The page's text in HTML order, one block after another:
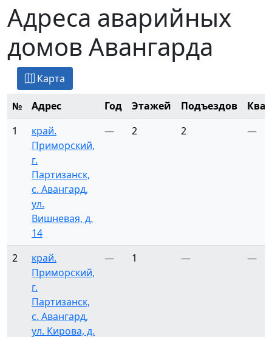
Адреса аварийных
домов Авангарда
Карта
№ Адрес Год Этажей Подъездов
1
край.
Приморский,
г.
Партизанск,
с. Авангард,
ул.
Вишневая, д.
14
— 2 2 —
2
край.
Приморский,
г.
Партизанск,
с. Авангард,
ул. Кирова, д.
— 1 — —